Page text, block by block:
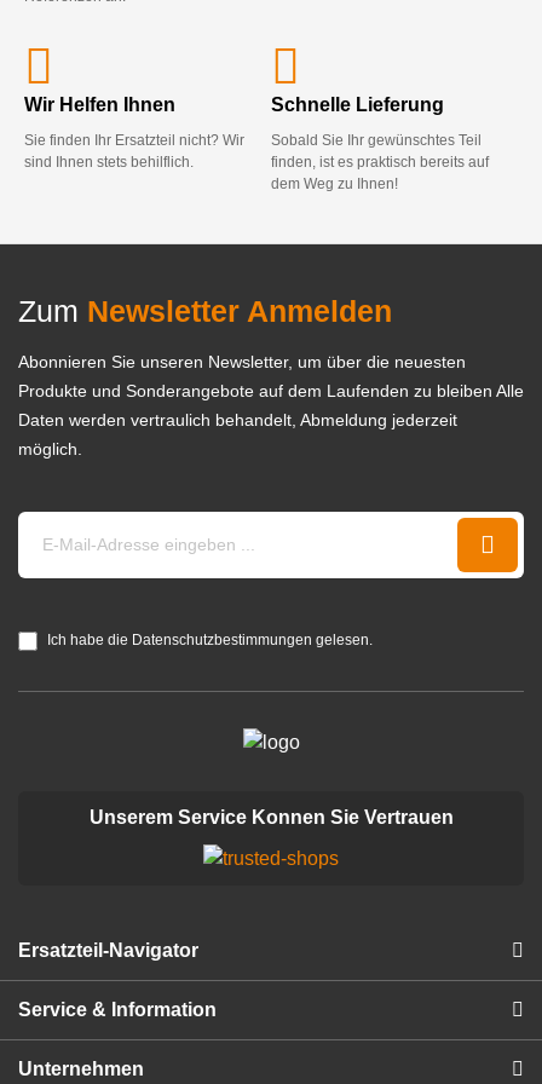
Wir Helfen Ihnen
Sie finden Ihr Ersatzteil nicht? Wir
sind Ihnen stets behilflich.
Schnelle Lieferung
Sobald Sie Ihr gewünschtes Teil
finden, ist es praktisch bereits auf
dem Weg zu Ihnen!
Zum Newsletter Anmelden
Abonnieren Sie unseren Newsletter, um über die neuesten
Produkte und Sonderangebote auf dem Laufenden zu bleiben Alle
Daten werden vertraulich behandelt, Abmeldung jederzeit
möglich.
Ich habe die Datenschutzbestimmungen gelesen.
Unserem Service Konnen Sie Vertrauen
Ersatzteil-Navigator
Service & Information
Unternehmen